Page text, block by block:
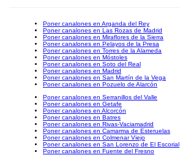
Poner canalones en Arganda del Rey
Poner canalones en Las Rozas de Madrid
Poner canalones en Miraflores de la Sierra
Poner canalones en Pelayos de la Presa
Poner canalones en Torres de la Alameda
Poner canalones en Móstoles
Poner canalones en Soto del Real
Poner canalones en Madrid
Poner canalones en San Martín de la Vega
Poner canalones en Pozuelo de Alarcón
Poner canalones en Serranillos del Valle
Poner canalones en Getafe
Poner canalones en Alcorcón
Poner canalones en Batres
Poner canalones en Rivas-Vaciamadrid
Poner canalones en Camarma de Esteruelas
Poner canalones en Colmenar Viejo
Poner canalones en San Lorenzo de El Escorial
Poner canalones en Fuente del Fresno